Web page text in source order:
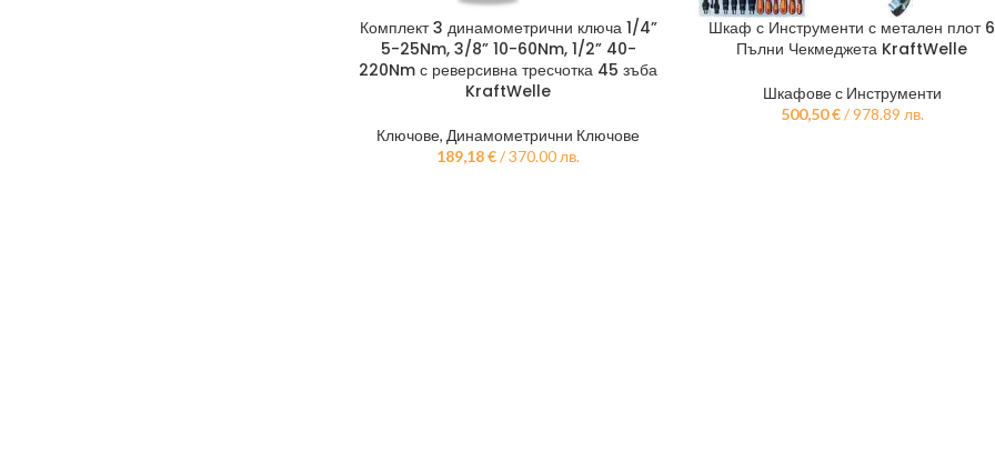
Комплект 3 динамометрични ключа 1/4”
5-25Nm, 3/8” 10-60Nm, 1/2” 40-
220Nm с реверсивна тресчотка 45 зъба
KraftWelle
Ключове, Динамометрични Ключове
189,18€/ 370.00 лв.
Шкаф с Инструменти с метален плот 6
Пълни Чекмеджета KraftWelle
Шкафове с Инструменти
500,50€/ 978.89 лв.